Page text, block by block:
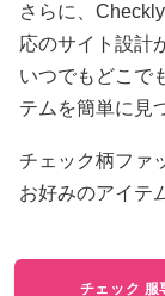
さらに、
応のサイト設計
いつでもどこで
テムを簡単に見
チェック柄ファ
お好みのアイテ
チェック